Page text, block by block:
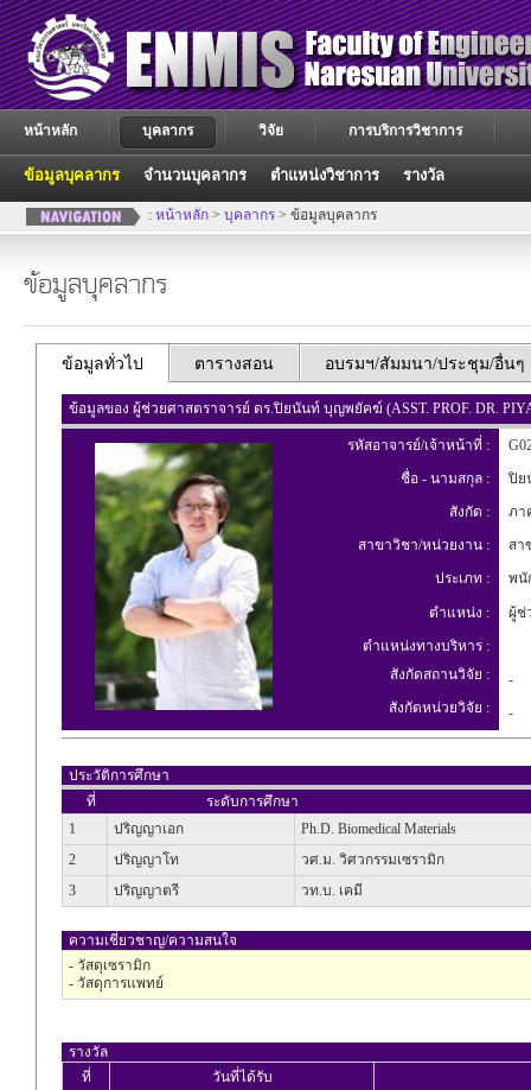
หน้าหลัก บุคลากร
ข้อมูลบุคลากร จำนวนบุคลากร ตำแหน่งวิชาการ รางวัล
วิจัย การบริการวิชาการ
: หน้าหลัก > บุคลากร > ข้อมูลบุคลากร
ข้อมูลบุคลากร
ข้อมูลทั่วไป ตารางสอน อบรมฯ/สัมมนา/ประชุม/อื่นๆ
ข้อมูลของ ผู้ช่วยศาสตราจารย์ ดร.ปิยนันท์ บุญพยัคฆ์ (ASST. PROF. DR.
รหัสอาจารย์/เจ้าหน้าที่ :
ชื่อ - นามสกุล :
ปิย
สังกัด :
ภา
สาขาวิชา/หน่วยงาน :
สา
ประเภท :
พนั
ตำแหน่ง :
ผู้ช่
ตำแหน่งทางบริหาร :
สังกัดสถานวิจัย :
-
สังกัดหน่วยวิจัย :
-
ประวัติการศึกษา
ที่
ระดับการศึกษา
1
ปริญญาเอก
Ph.D. Biomedical Materials
2
ปริญญาโท
วศ.ม. วิศวกรรมเซรามิก
3
ปริญญาตรี วท.บ. เคมี
ความเชี่ยวชาญ/ความสนใจ
- วัสดุเซรามิก
- วัสดุการแพทย์
รางวัล
ที่
วันที่ได้รับ